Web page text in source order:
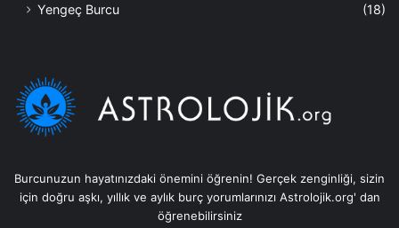
Yengeç Burcu
(18)
Burcunuzun hayatınızdaki önemini öğrenin! Gerçek zenginliği, sizin
için doğru aşkı, yıllık ve aylık burç yorumlarınızı Astrolojik.org' dan
öğrenebilirsiniz